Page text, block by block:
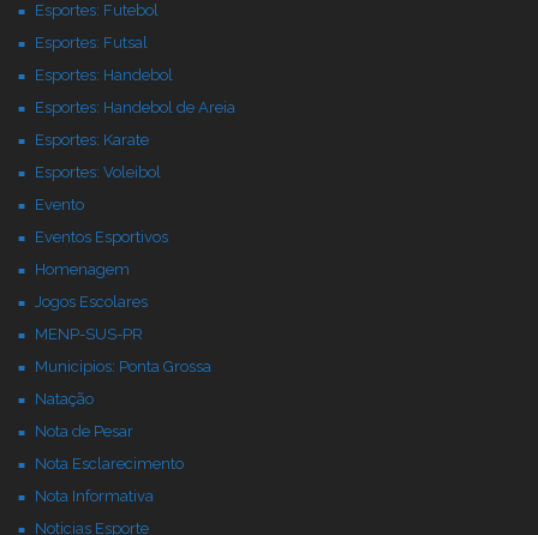
Esportes: Futebol
Esportes: Futsal
Esportes: Handebol
Esportes: Handebol de Areia
Esportes: Karate
Esportes: Voleibol
Evento
Eventos Esportivos
Homenagem
Jogos Escolares
MENP-SUS-PR
Municipios: Ponta Grossa
Natação
Nota de Pesar
Nota Esclarecimento
Nota Informativa
Noticias Esporte